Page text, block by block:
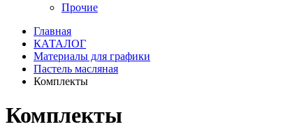
Прочие
Главная
КАТАЛОГ
Материалы для графики
Пастель масляная
Комплекты
Комплекты